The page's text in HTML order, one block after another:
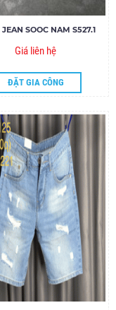
SOOC NAM S527.1
Giá liên hệ
ĐẶT GIA CÔNG